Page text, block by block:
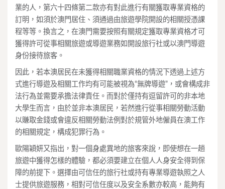
業的人，第六十四條第二款亦有對此進行有關獲取專業資格的
訂明，如須於澳門居住、須通過由旅遊學院開設的相關授憑課
程等等。換言之，在澳門需要按照有關規定獲取專業資格才可
獲得許可從事相關旅遊或導遊業務如開設旅行社或以澳門導遊
身份接待旅客。
因此，若本澳居民在未獲得相關職業資格的情況下透過上述方
式進行導遊及相關工作均有可能被視為“無牌導遊”，或會構成非
法行為並需要承擔法律責任。而對於僅持有逗留許可的非本地
大學生而言，由於並非本澳居民，若然進行從事相關勞動活動
以賺取金錢或會違反相關勞動法例對於規管外地僱員在澳工作
的相關規定，構成犯罪行為。
歐陽穎妍又指出，對一個身處異地的旅客來說，即使想在一趟
旅遊中獲得怎樣的體驗，都必須要建立在個人人身安全得到保
障的前提下。選擇由可信任的旅行社或持有專業導遊執照之人
士提供旅遊服務，相對可信任度以及安全系數亦較高，能夠有